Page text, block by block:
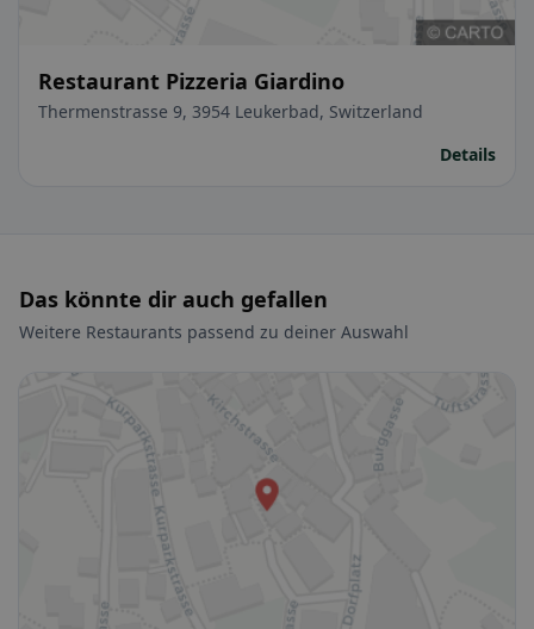
Restaurant Pizzeria Giardino
Thermenstrasse 9, 3954 Leukerbad, Switzerland
Details
Das könnte dir auch gefallen
Weitere Restaurants passend zu deiner Auswahl